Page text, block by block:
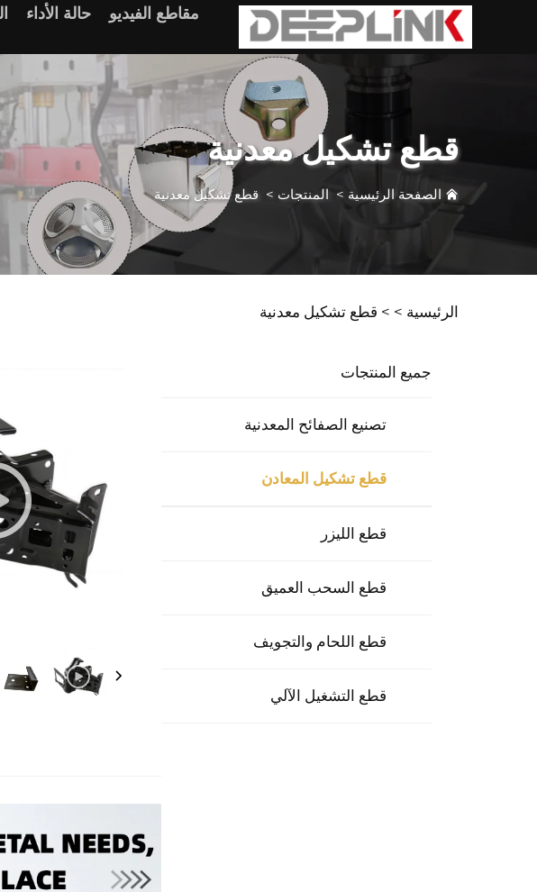
حالة الأداء
مقاطع الفيديو
قطع تشكيل معدنية
الصفحة الرئيسية > المنتجات > قطع تشكيل معدنية
الرئيسية > > قطع تشكيل معدنية
جميع المنتجات
تصنيع الصفائح المعدنية
قطع تشكيل المعادن
قطع الليزر
قطع السحب العميق
قطع اللحام والتجويف
قطع التشغيل الآلي